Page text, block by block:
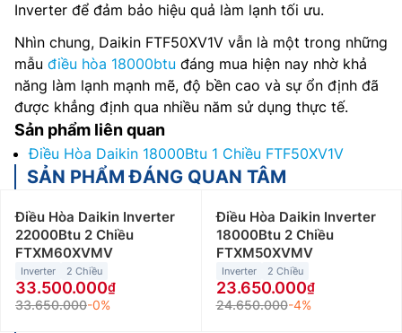
Inverter để đảm bảo hiệu quả làm lạnh tối ưu.
Nhìn chung, Daikin FTF50XV1V vẫn là một trong những
mẫu điều hòa 18000btu đáng mua hiện nay nhờ khả
năng làm lạnh mạnh mẽ, độ bền cao và sự ổn định đã
được khẳng định qua nhiều năm sử dụng thực tế.
Sản phẩm liên quan
Điều Hòa Daikin 18000Btu 1 Chiều FTF50XV1V
SẢN PHẨM ĐÁNG QUAN TÂM
Điều Hòa Daikin Inverter
22000Btu 2 Chiều
FTXM60XVMV
Inverter 2 Chiều
33.500.000
33.650.000-0%
Điều Hòa Daikin Inverter
18000Btu 2 Chiều
FTXM50XVMV
Inverter 2 Chiều
23.650.000
24.650.000-4%